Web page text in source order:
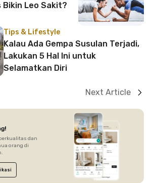
Juli 2022, Stres Bikin Leo Sakit?
Tips & Lifestyle
Kalau Ada Gempa Susulan Terjadi,
Lakukan 5 Hal Ini untuk
Selamatkan Diri
Next Article
dan
orang di